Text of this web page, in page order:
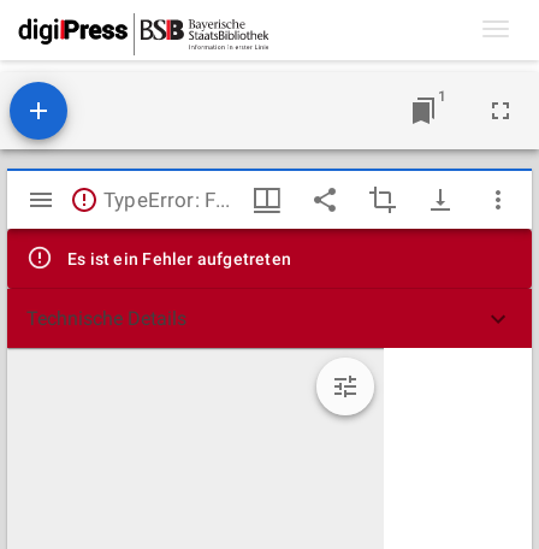
1
Mirador
Viewer
TypeError: Failed to fetch
Es ist ein Fehler aufgetreten
Technische Details